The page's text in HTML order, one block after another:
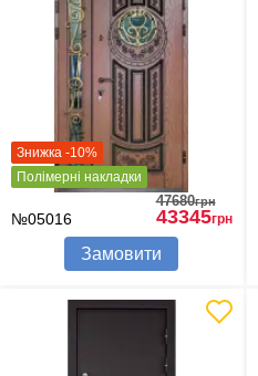
Знижка -10%
Полімерні накладки
№05016
47680грн
43345грн
Замовити